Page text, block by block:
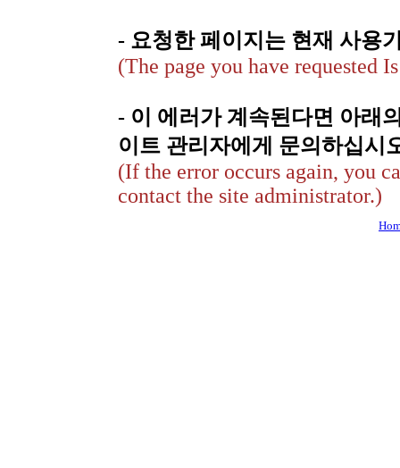
- 요청한 페이지는 현재 사용
(The page you have requested
- 이 에러가 계속된다면 아래
이트 관리자에게 문의하십시
(If the error occurs again, you
contact the site administrator.)